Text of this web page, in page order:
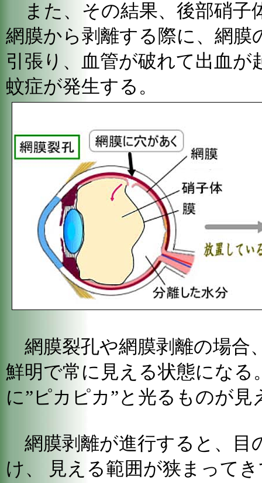
また、その結果、後部硝子
網膜から剥離する際に、網膜
引張り、血管が破れて出血
蚊症が発生する。
網膜裂孔や網膜剥離の場合
鮮明で常に見える状態になる
に”ピカピカ”と光るものが
網膜剥離が進行すると、目
け、 見える範囲が狭まって